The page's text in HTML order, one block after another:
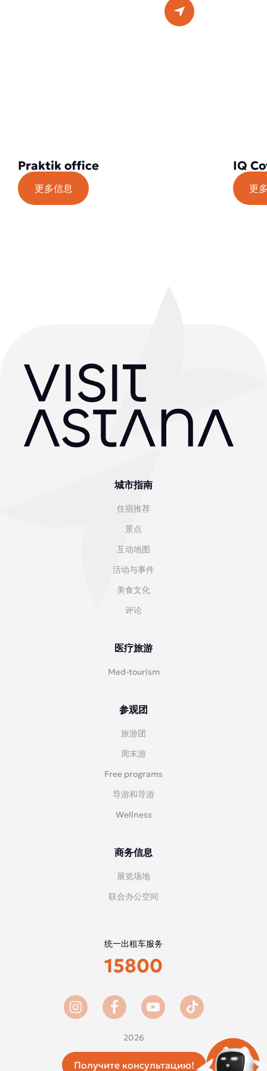
Получите консультацию!
Praktik office
更多信息
IQ
更
城市指南
住宿推荐
景点
互动地图
活动与事件
美食文化
评论
医疗旅游
Med-tourism
参观团
旅游团
周末游
Free programs
导游和导游
Wellness
商务信息
展览场地
联合办公空间
2026
统一出租车服务
15800